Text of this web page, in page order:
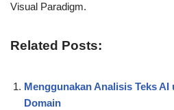
Visual Paradigm.
Related Posts:
Menggunakan Analisis Teks
Domain